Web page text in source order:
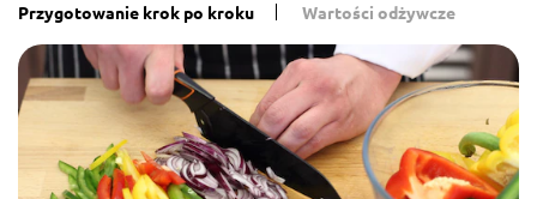
Przygotowanie krok po kroku Wartości odżywcze